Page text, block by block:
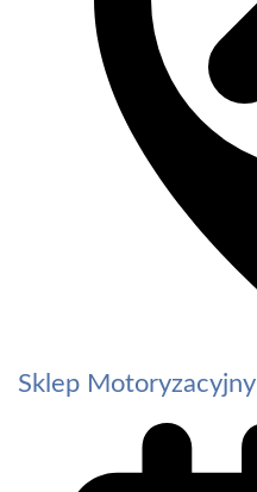
Sklep Motoryzacyjny